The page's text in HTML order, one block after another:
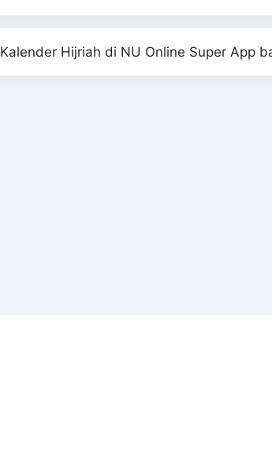
Kalender Hijriah di NU Online Super App